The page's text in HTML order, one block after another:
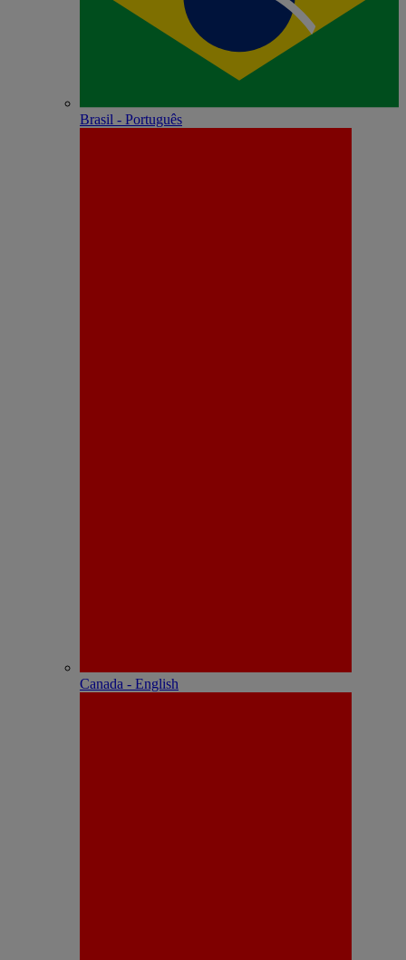
Brasil - Português
Canada - English